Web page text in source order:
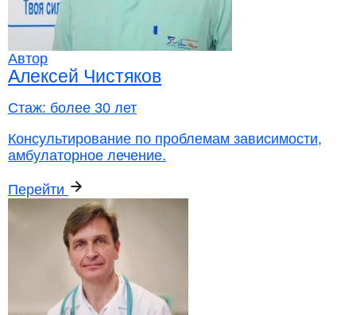
Автор
Алексей Чистяков
Стаж: более 30 лет
Консультирование по проблемам зависимости,
амбулаторное лечение.
Перейти